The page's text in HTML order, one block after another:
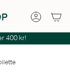
Konto
400 kr!